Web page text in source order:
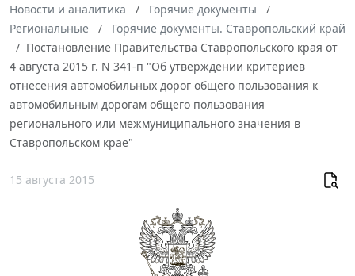
Новости и аналитика
Горячие документы
Региональные
Горячие документы. Ставропольский край
Постановление Правительства Ставропольского края от
4 августа 2015 г. N 341-п "Об утверждении критериев
отнесения автомобильных дорог общего пользования к
автомобильным дорогам общего пользования
регионального или межмуниципального значения в
Ставропольском крае"
15 августа 2015